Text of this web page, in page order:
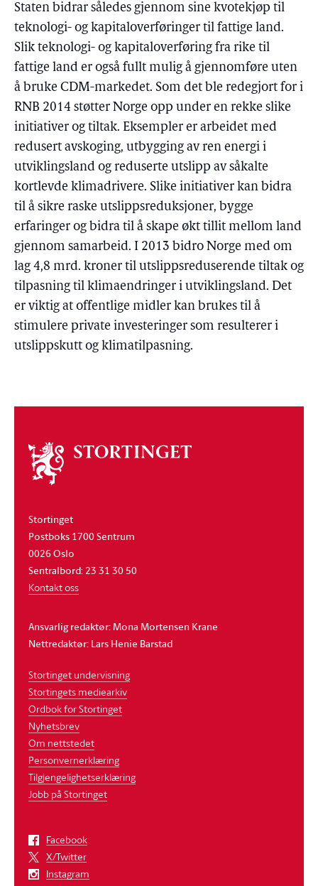
Staten bidrar således gjennom sine kvotekjøp til
teknologi- og kapitaloverføringer til fattige land.
Slik teknologi- og kapitaloverføring fra rike til
fattige land er også fullt mulig å gjennomføre uten
å bruke CDM-markedet. Som det ble redegjort for i
RNB 2014 støtter Norge opp under en rekke slike
initiativer og tiltak. Eksempler er arbeidet med
redusert avskoging, utbygging av ren energi i
utviklingsland og reduserte utslipp av såkalte
kortlevde klimadrivere. Slike initiativer kan bidra
til å sikre raske utslippsreduksjoner, bygge
erfaringer og bidra til å skape økt tillit mellom land
gjennom samarbeid. I 2013 bidro Norge med om
lag 4,8 mrd. kroner til utslippsreduserende tiltak og
tilpasning til klimaendringer i utviklingsland. Det
er viktig at offentlige midler kan brukes til å
stimulere private investeringer som resulterer i
utslippskutt og klimatilpasning.
Om
stortinget
Stortinget
Postboks 1700 Sentrum
0026 Oslo
Sentralbord: 23 31 30 50
Kontakt oss
Ansvarlig redaktør: Mona Mortensen Krane
Nettredaktør: Lars Henie Barstad
Stortinget undervisning
Stortingets mediearkiv
Ordbok for Stortinget
Nyhetsbrev
Om nettstedet
Personvernerklæring
Tilgjengelighetserklæring
Jobb på Stortinget
Facebook
X/Twitter
Instagram